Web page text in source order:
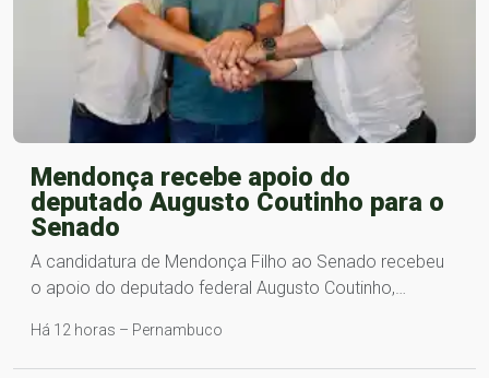
Mendonça recebe apoio do
deputado Augusto Coutinho para o
Senado
A candidatura de Mendonça Filho ao Senado recebeu
o apoio do deputado federal Augusto Coutinho,…
Há 12 horas – Pernambuco